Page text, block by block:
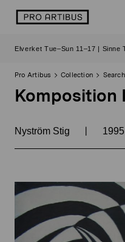
logo
Elverket Tue–Sun 11–17 | Sinne
Pro Artibus Collection
Komposition I
Nyström Stig | 1995